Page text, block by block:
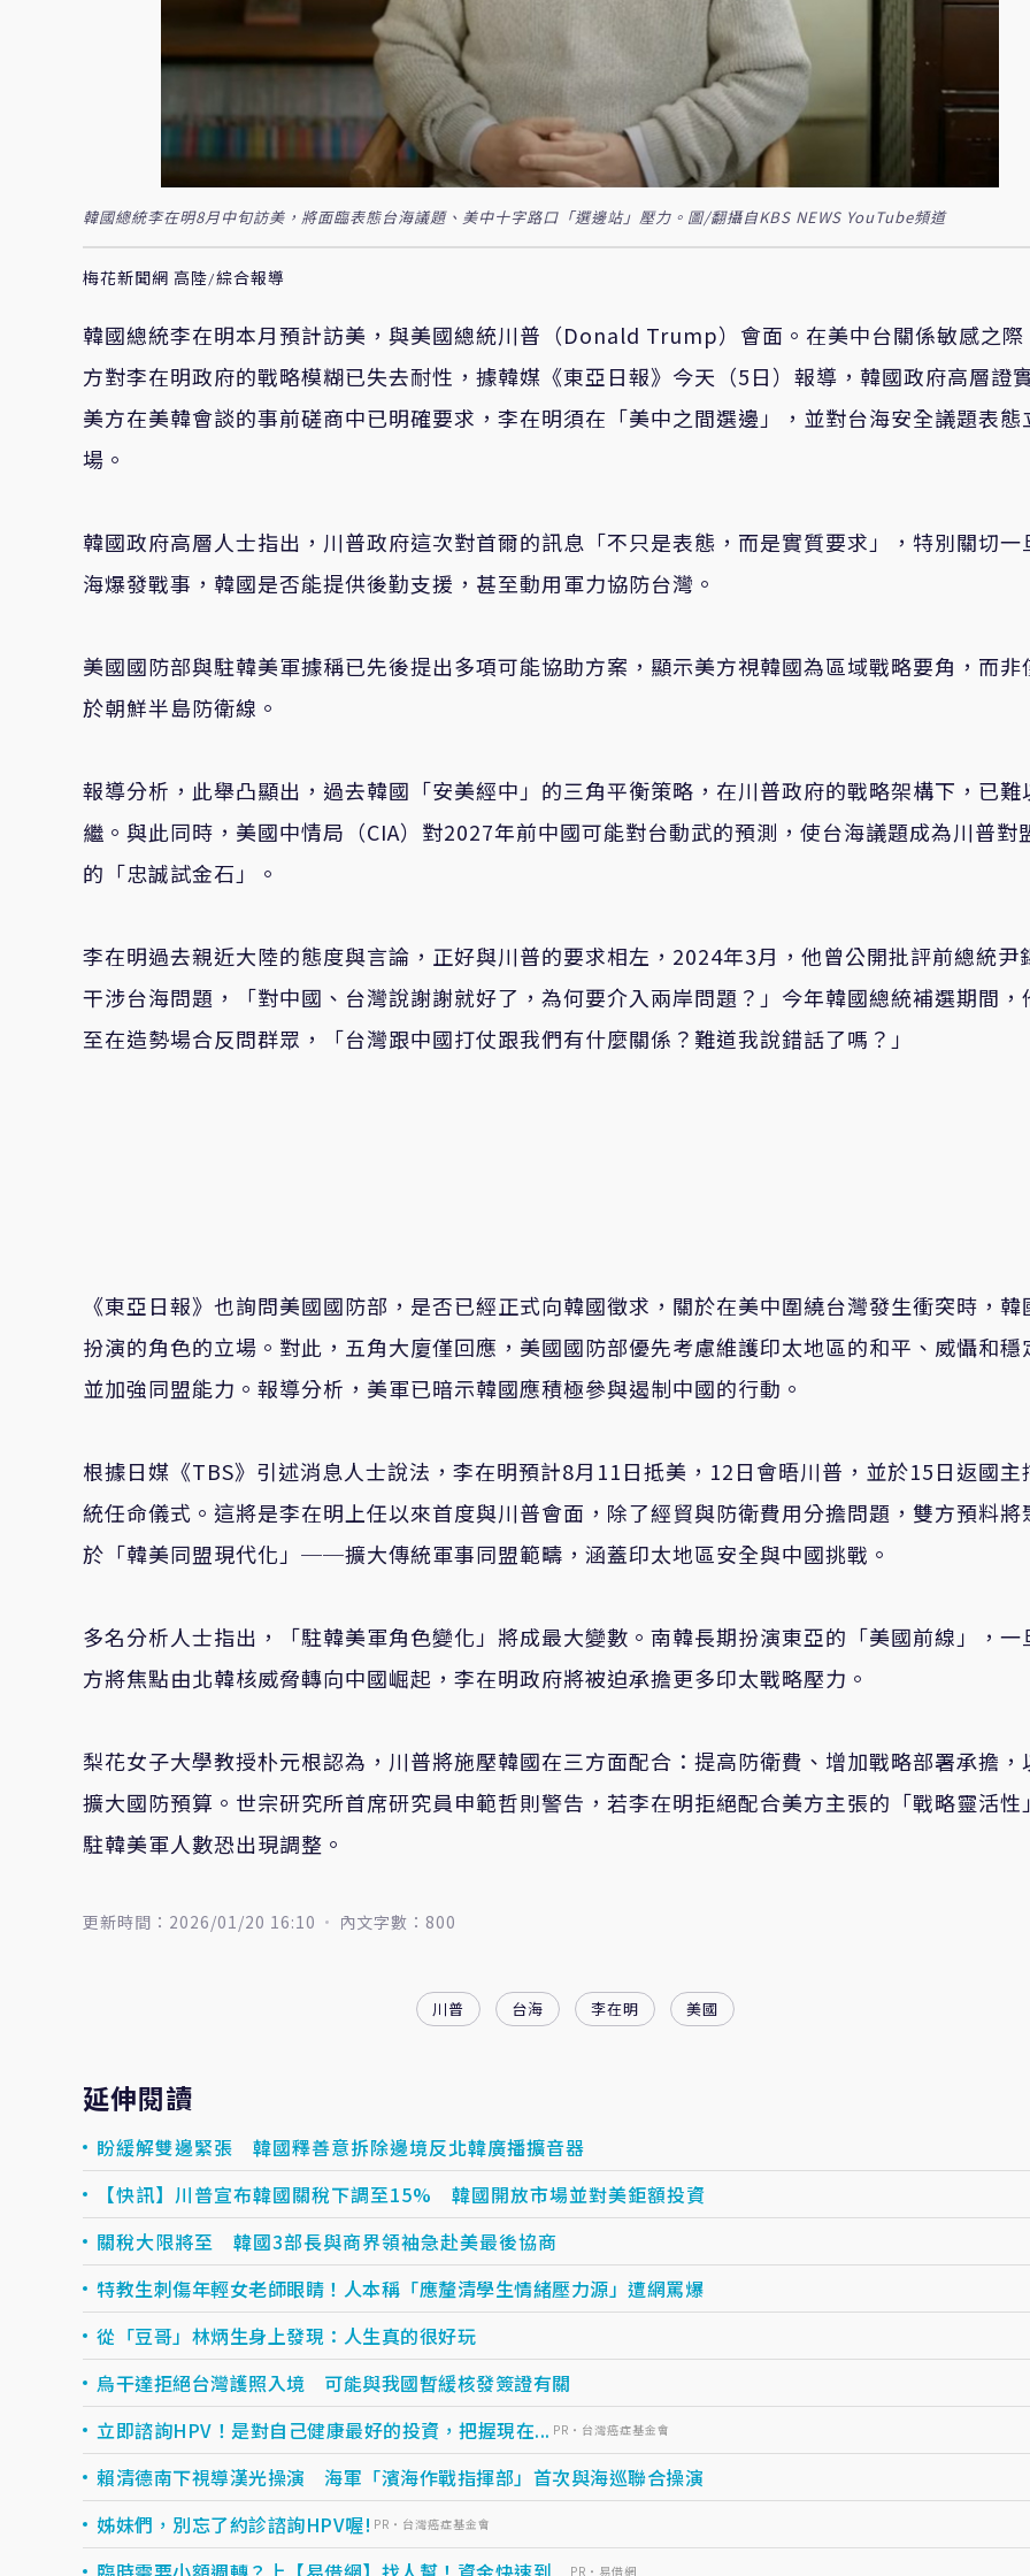
韓國總統李在明8月中旬訪美，將面臨表態台海議題、美中十字路口「選邊站」壓力。圖/翻攝自KBS NEWS YouTube頻道
梅花新聞網 高陸/綜合報導
韓國總統李在明本月預計訪美，與美國總統川普（Donald Trump）會面。在美中台關係敏感之際
方對李在明政府的戰略模糊已失去耐性，據韓媒《東亞日報》今天（5日）報導，韓國政府高層證
美方在美韓會談的事前磋商中已明確要求，李在明須在「美中之間選邊」，並對台海安全議題表態
場。
韓國政府高層人士指出，川普政府這次對首爾的訊息「不只是表態，而是實質要求」，特別關切一
海爆發戰事，韓國是否能提供後勤支援，甚至動用軍力協防台灣。
美國國防部與駐韓美軍據稱已先後提出多項可能協助方案，顯示美方視韓國為區域戰略要角，而非
於朝鮮半島防衛線。
報導分析，此舉凸顯出，過去韓國「安美經中」的三角平衡策略，在川普政府的戰略架構下，已難
繼。與此同時，美國中情局（CIA）對2027年前中國可能對台動武的預測，使台海議題成為川普對
的「忠誠試金石」。
李在明過去親近大陸的態度與言論，正好與川普的要求相左，2024年3月，他曾公開批評前總統尹
干涉台海問題，「對中國、台灣說謝謝就好了，為何要介入兩岸問題？」今年韓國總統補選期間，
至在造勢場合反問群眾，「台灣跟中國打仗跟我們有什麼關係？難道我說錯話了嗎？」
《東亞日報》也詢問美國國防部，是否已經正式向韓國徵求，關於在美中圍繞台灣發生衝突時，韓
扮演的角色的立場。對此，五角大廈僅回應，美國國防部優先考慮維護印太地區的和平、威懾和穩
並加強同盟能力。報導分析，美軍已暗示韓國應積極參與遏制中國的行動。
根據日媒《TBS》引述消息人士說法，李在明預計8月11日抵美，12日會晤川普，並於15日返國主
統任命儀式。這將是李在明上任以來首度與川普會面，除了經貿與防衛費用分擔問題，雙方預料將
於「韓美同盟現代化」──擴大傳統軍事同盟範疇，涵蓋印太地區安全與中國挑戰。
多名分析人士指出，「駐韓美軍角色變化」將成最大變數。南韓長期扮演東亞的「美國前線」，一
方將焦點由北韓核威脅轉向中國崛起，李在明政府將被迫承擔更多印太戰略壓力。
梨花女子大學教授朴元根認為，川普將施壓韓國在三方面配合：提高防衛費、增加戰略部署承擔，
擴大國防預算。世宗研究所首席研究員申範哲則警告，若李在明拒絕配合美方主張的「戰略靈活性
駐韓美軍人數恐出現調整。
更新時間：2026/01/20 16:10 內文字數：800
川普 台海 李在明 美國
延伸閱讀
盼緩解雙邊緊張 韓國釋善意拆除邊境反北韓廣播擴音器
【快訊】川普宣布韓國關稅下調至15% 韓國開放市場並對美鉅額投資
關稅大限將至 韓國3部長與商界領袖急赴美最後協商
特教生刺傷年輕女老師眼睛！人本稱「應釐清學生情緒壓力源」遭網罵爆
從「豆哥」林炳生身上發現：人生真的很好玩
烏干達拒絕台灣護照入境 可能與我國暫緩核發簽證有關
立即諮詢HPV！是對自己健康最好的投資，把握現在... PR・台灣癌症基金會
賴清德南下視導漢光操演 海軍「濱海作戰指揮部」首次與海巡聯合操演
姊妹們，別忘了約診諮詢HPV喔! PR・台灣癌症基金會
PR・易借網